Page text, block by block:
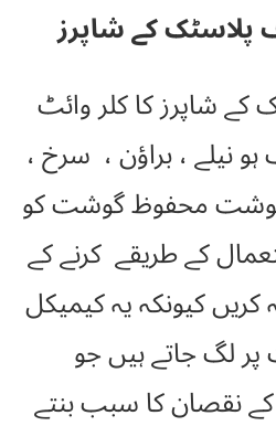
کے شاپرز
کے شاپرز کا کلر وائٹ
نیلے ، براؤن ، سرخ ،
گوشت محفوظ گوشت کو
کے طریقے کرنے کے
کریں کیونکہ یہ کیمیکل
لگ جاتے ہیں جو
نقصان کا سبب بنتے